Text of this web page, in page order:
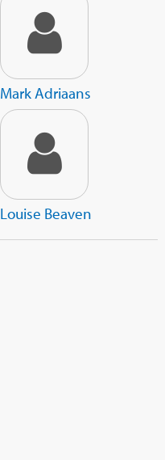
Mark Adriaans
Louise Beaven